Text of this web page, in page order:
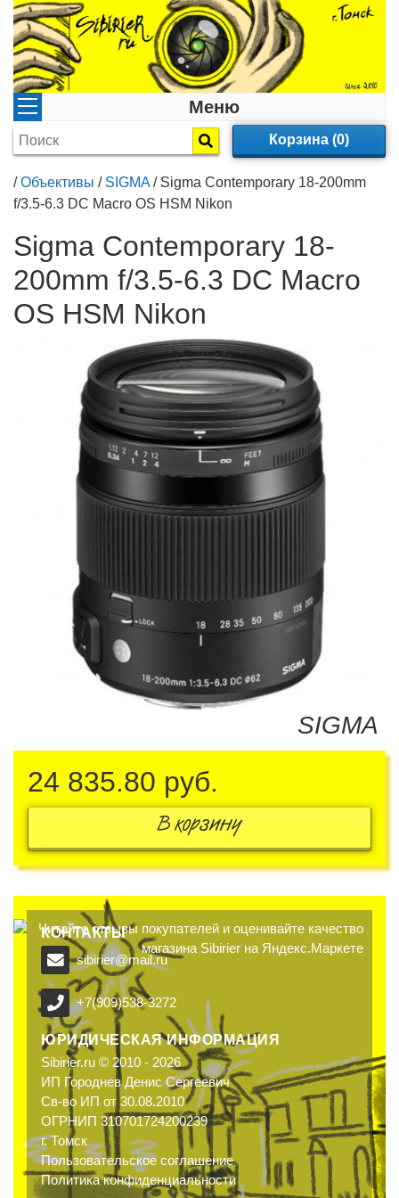
Меню
Корзина (0)
/Объективы / SIGMA / Sigma Contemporary 18-200mm
f/3.5-6.3 DC Macro OS HSM Nikon
Sigma Contemporary 18-
200mm f/3.5-6.3 DC Macro
OS HSM Nikon
SIGMA
24 835.80 руб.
В корзину
КОНТАКТЫ
sibirier@mail.ru
+7(909)538-3272
ЮРИДИЧЕСКАЯ ИНФОРМАЦИЯ
Sibirier.ru © 2010 - 2026
ИП Городнев Денис Сергеевич
Св-во ИП от 30.08.2010
ОГРНИП 310701724200239
г. Томск
Пользовательское соглашение
Политика конфиденциальности